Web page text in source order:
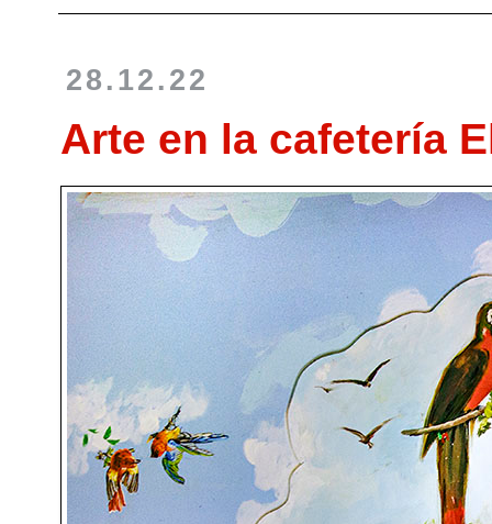
28.12.22
Arte en la cafetería